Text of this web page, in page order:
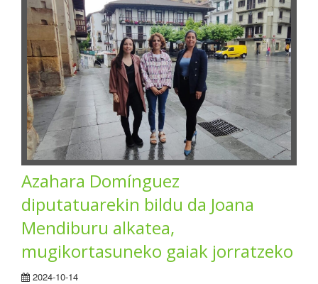
Azahara Domínguez
diputatuarekin bildu da Joana
Mendiburu alkatea,
mugikortasuneko gaiak jorratzeko
2024-10-14